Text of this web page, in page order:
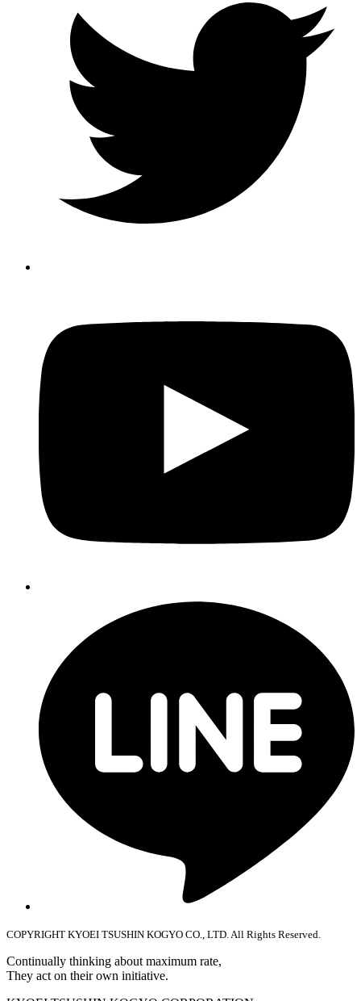
COPYRIGHT KYOEI TSUSHIN KOGYO CO., LTD. All Rights Reserved.
Continually thinking about maximum rate,
They act on their own initiative.